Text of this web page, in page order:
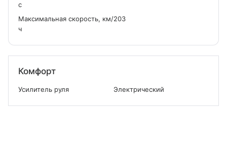
с
Максимальная скорость, км/
ч
203
Комфорт
Усилитель руля Электрический